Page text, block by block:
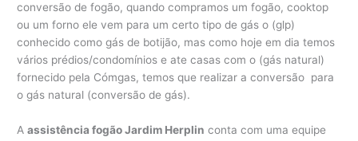
conversão de fogão, quando compramos um fogão, cooktop
ou um forno ele vem para um certo tipo de gás o (glp)
conhecido como gás de botijão, mas como hoje em dia temos
vários prédios/condomínios e ate casas com o (gás natural)
fornecido pela Cómgas, temos que realizar a conversão para
o gás natural (conversão de gás).
Aassistência fogão Jardim Herplin conta com uma equipe